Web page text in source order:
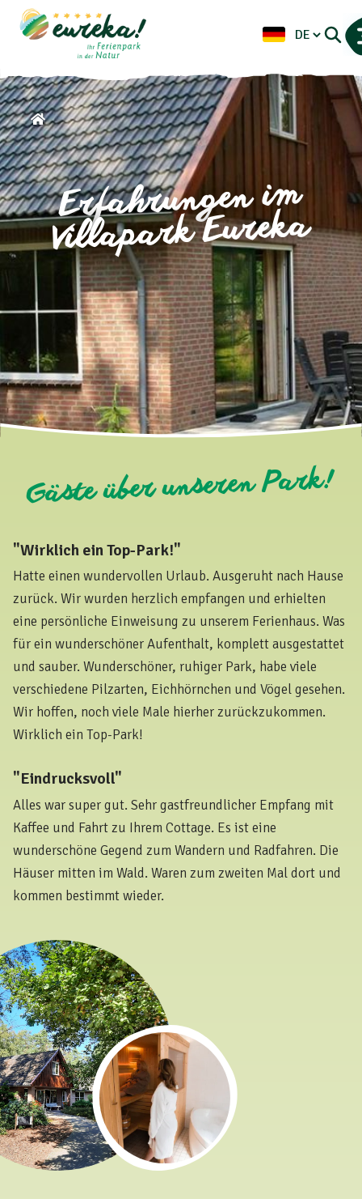
Erfahrungen im
Villapark Eureka
Gäste über unseren Park!
"Wirklich ein Top-Park!"
Hatte einen wundervollen Urlaub. Ausgeruht nach Hause
zurück. Wir wurden herzlich empfangen und erhielten
eine persönliche Einweisung zu unserem Ferienhaus. Was
für ein wunderschöner Aufenthalt, komplett ausgestattet
und sauber. Wunderschöner, ruhiger Park, habe viele
verschiedene Pilzarten, Eichhörnchen und Vögel gesehen.
Wir hoffen, noch viele Male hierher zurückzukommen.
Wirklich ein Top-Park!
"Eindrucksvoll"
Alles war super gut. Sehr gastfreundlicher Empfang mit
Kaffee und Fahrt zu Ihrem Cottage. Es ist eine
wunderschöne Gegend zum Wandern und Radfahren. Die
Häuser mitten im Wald. Waren zum zweiten Mal dort und
kommen bestimmt wieder.